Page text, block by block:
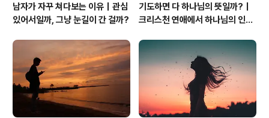
남자가 자꾸 쳐다보는 이유｜관심
있어서일까, 그냥 눈길이 간 걸까?
기도하면 다 하나님의 뜻일까?｜
크리스천 연애에서 하나님의 인도